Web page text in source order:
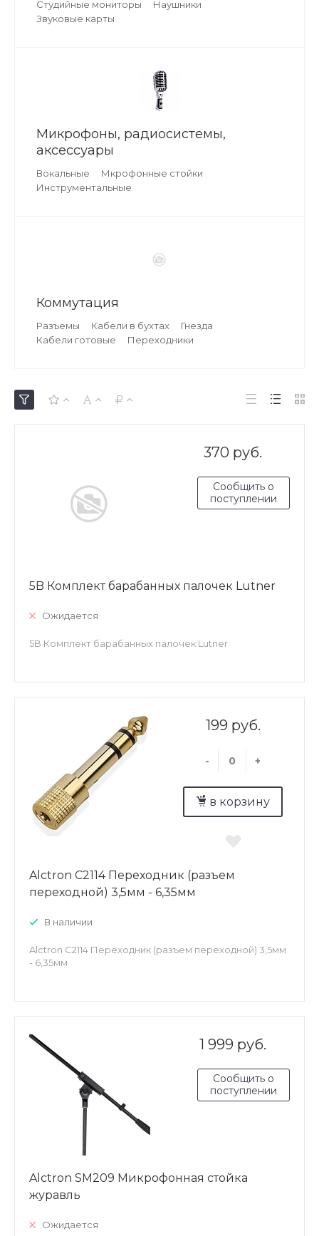
Студийные мониторы
Наушники
Звуковые карты
Микрофоны, радиосистемы,
аксессуары
Вокальные
Мкрофонные стойки
Инструментальные
Коммутация
Разъемы Кабели в бухтах
Гнезда
Кабели готовые
Переходники
370 руб.
Сообщить о
поступлении
5B Комплект барабанных палочек Lutner
Ожидается
5B Комплект барабанных палочек Lutner
199 руб.
- +
в корзину
Alctron C2114 Переходник (разъем
переходной) 3,5мм - 6,35мм
В наличии
Alctron C2114 Переходник (разъем переходной) 3,5мм
- 6,35мм
1 999 руб.
Сообщить о
поступлении
Alctron SM209 Микрофонная стойка
журавль
Ожидается